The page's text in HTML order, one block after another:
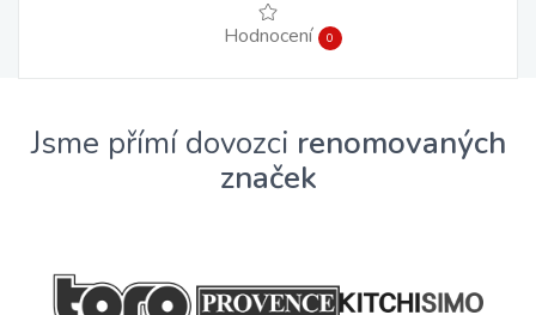
Hodnocení 0
Jsme přímí dovozci renomovaných
značek